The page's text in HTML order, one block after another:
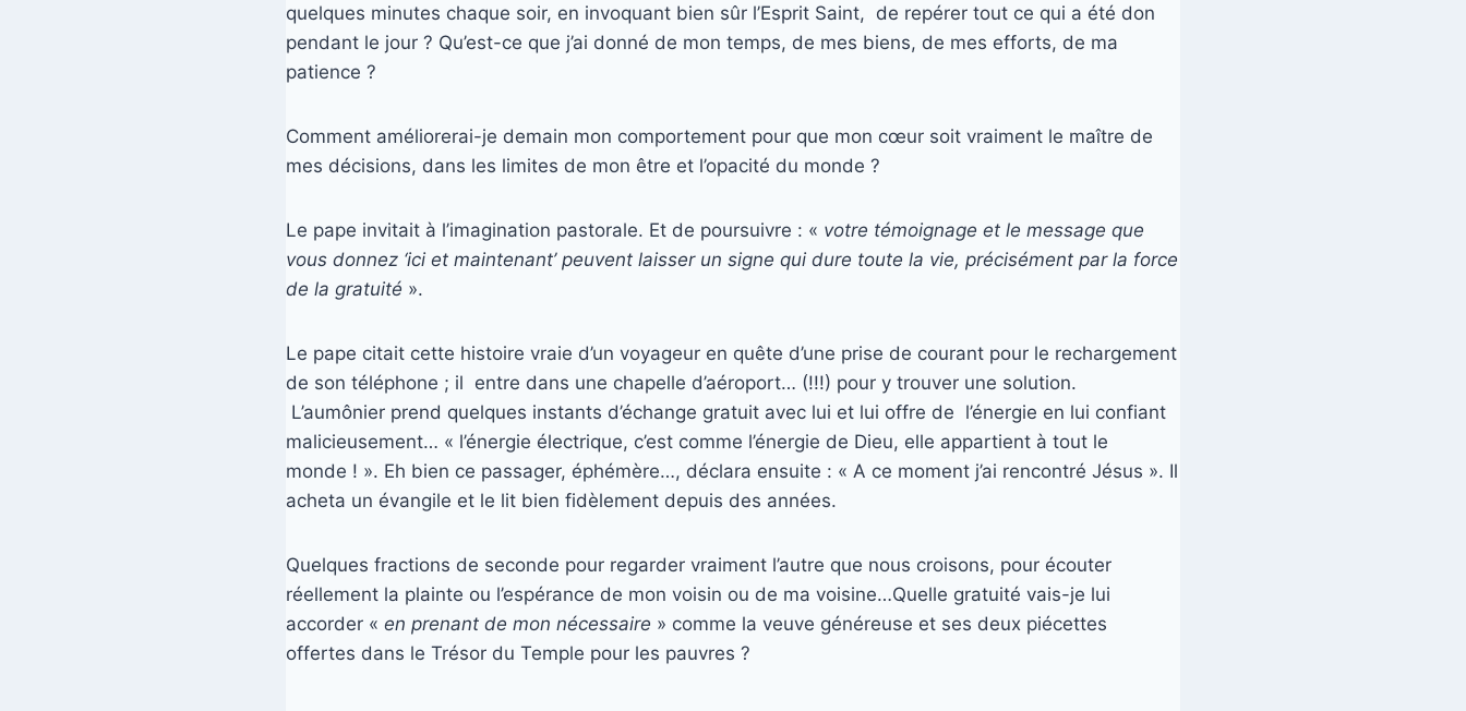
quelques minutes chaque soir, en invoquant bien sûr l’Esprit Saint, de repérer tout ce qui a été don
pendant le jour ? Qu’est-ce que j’ai donné de mon temps, de mes biens, de mes efforts, de ma
patience ?
Comment améliorerai-je demain mon comportement pour que mon cœur soit vraiment le maître de
mes décisions, dans les limites de mon être et l’opacité du monde ?
Le pape invitait à l’imagination pastorale. Et de poursuivre : « votre témoignage et le message que
vous donnez ‘ici et maintenant’ peuvent laisser un signe qui dure toute la vie, précisément par la force
de la gratuité ».
Le pape citait cette histoire vraie d’un voyageur en quête d’une prise de courant pour le rechargement
de son téléphone ; il entre dans une chapelle d’aéroport… (!!!) pour y trouver une solution.
L’aumônier prend quelques instants d’échange gratuit avec lui et lui offre de l’énergie en lui confiant
malicieusement… « l’énergie électrique, c’est comme l’énergie de Dieu, elle appartient à tout le
monde ! ». Eh bien ce passager, éphémère…, déclara ensuite : « A ce moment j’ai rencontré Jésus ». Il
acheta un évangile et le lit bien fidèlement depuis des années.
Quelques fractions de seconde pour regarder vraiment l’autre que nous croisons, pour écouter
réellement la plainte ou l’espérance de mon voisin ou de ma voisine…Quelle gratuité vais-je lui
accorder « en prenant de mon nécessaire » comme la veuve généreuse et ses deux piécettes
offertes dans le Trésor du Temple pour les pauvres ?